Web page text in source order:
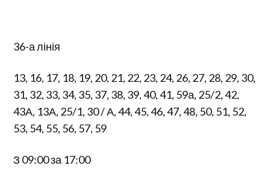
36-а лінія
13, 16, 17, 18, 19, 20, 21, 22, 23, 24, 26, 27, 28, 29, 30,
31, 32, 33, 34, 35, 37, 38, 39, 40, 41, 59а, 25/2, 42,
43А, 13А, 25/1, 30 / А, 44, 45, 46, 47, 48, 50, 51, 52,
53, 54, 55, 56, 57, 59
З 09:00 за 17:00